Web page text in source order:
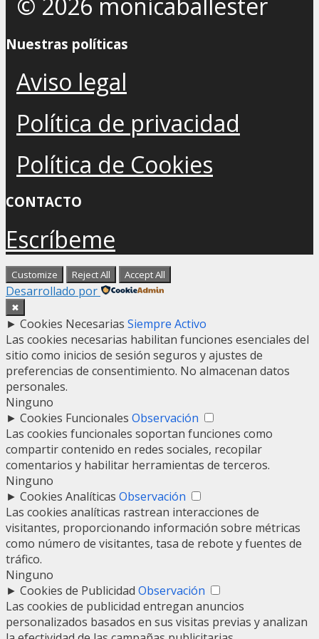
© 2026 monicaballester
Nuestras políticas
Aviso legal
Política de privacidad
Política de Cookies
CONTACTO
Escríbeme
Customize Reject All Accept All
Desarrollado por
✖
► Cookies Necesarias Siempre Activo
Las cookies necesarias habilitan funciones esenciales del
sitio como inicios de sesión seguros y ajustes de
preferencias de consentimiento. No almacenan datos
personales.
Ninguno
► Cookies Funcionales Observación
Las cookies funcionales soportan funciones como
compartir contenido en redes sociales, recopilar
comentarios y habilitar herramientas de terceros.
Ninguno
► Cookies Analíticas Observación
Las cookies analíticas rastrean interacciones de
visitantes, proporcionando información sobre métricas
como número de visitantes, tasa de rebote y fuentes de
tráfico.
Ninguno
► Cookies de Publicidad Observación
Las cookies de publicidad entregan anuncios
personalizados basados en sus visitas previas y analizan